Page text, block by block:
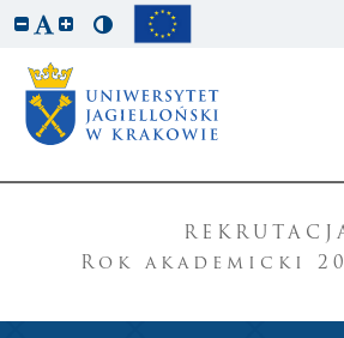
Rok akademicki